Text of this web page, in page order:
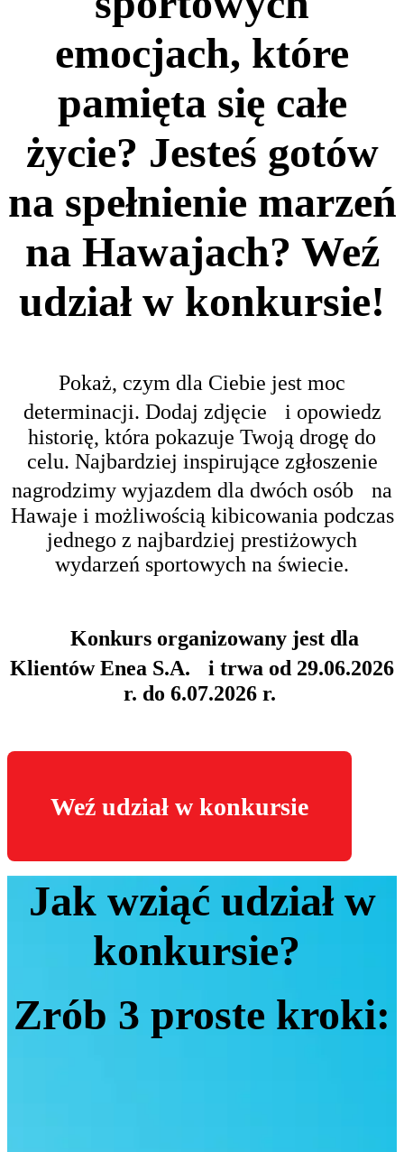
emocjach, które
pamięta się całe
życie? Jesteś gotów
na spełnienie marzeń
na Hawajach? Weź
udział w konkursie!
Pokaż, czym dla Ciebie jest moc
determinacji. Dodaj zdjęcie i opowiedz
historię, która pokazuje Twoją drogę do
celu. Najbardziej inspirujące zgłoszenie
nagrodzimy wyjazdem dla dwóch osób na
Hawaje i możliwością kibicowania podczas
jednego z najbardziej prestiżowych
wydarzeń sportowych na świecie.
Konkurs organizowany jest dla
Klientów Enea S.A. i trwa od 29.06.2026
r. do 6.07.2026 r.
Weź udział w konkursie
Jak wziąć udział w
konkursie?
Zrób 3 proste kroki: